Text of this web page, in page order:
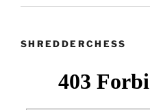
SHREDDERCHESS